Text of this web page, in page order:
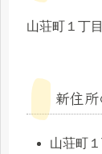
山荘町１丁
新住所
山荘町